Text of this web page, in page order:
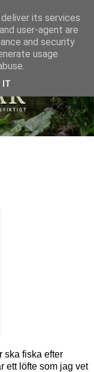
ska fiska efter
ett löfte som jag vet
its services
user-agent are
and security
usage
IT